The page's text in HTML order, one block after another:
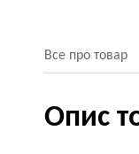
Все про товар
Опис